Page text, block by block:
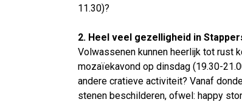
11.30)?
2. Heel veel gezelligheid in
Volwassenen kunnen heerlijk tot rust
mozaïekavond op dinsdag (19.30-
andere cratieve activiteit? Vanaf
stenen beschilderen, ofwel: happy